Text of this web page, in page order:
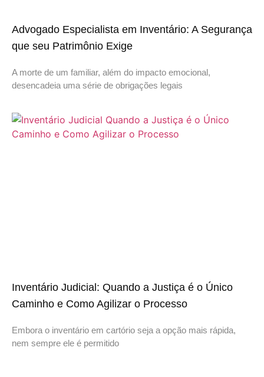
Advogado Especialista em Inventário: A Segurança
que seu Patrimônio Exige
A morte de um familiar, além do impacto emocional,
desencadeia uma série de obrigações legais
Inventário Judicial: Quando a Justiça é o Único
Caminho e Como Agilizar o Processo
Embora o inventário em cartório seja a opção mais rápida,
nem sempre ele é permitido